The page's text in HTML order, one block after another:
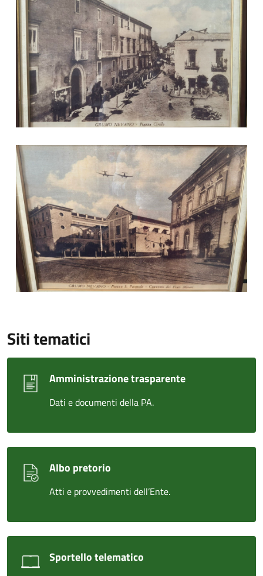
Piazza S. Pasquale
Siti tematici
Amministrazione trasparente
Dati e documenti della PA.
Albo pretorio
Atti e provvedimenti dell’Ente.
Sportello telematico